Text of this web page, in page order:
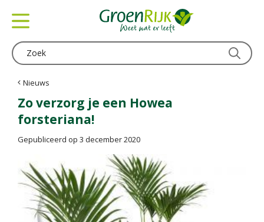
Nieuws
Zo verzorg je een Howea
forsteriana!
Gepubliceerd op 3 december 2020